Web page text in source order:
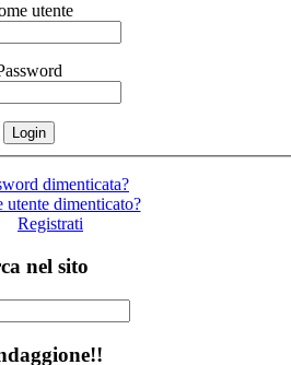
utente
dimenticata?
utente dimenticato?
Registrati
nel sito